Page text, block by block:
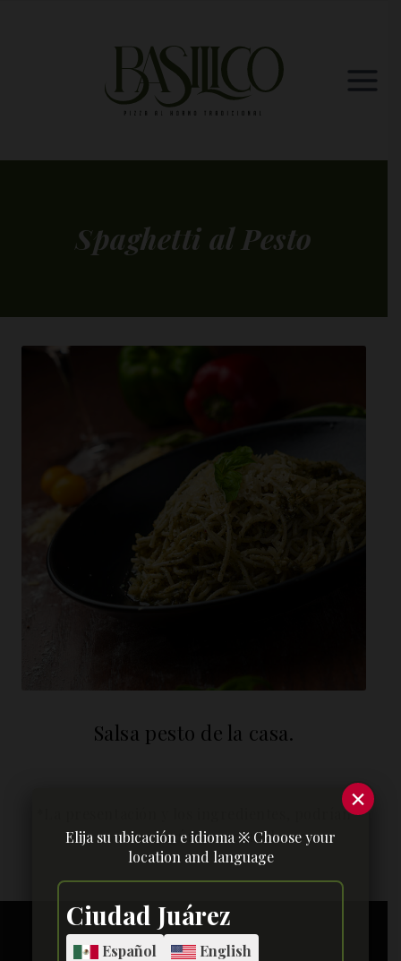
Spaghetti al Pesto
Salsa pesto de la casa.
[yarpp]
Elija su ubicación e idioma ※ Choose your
location and language
Ciudad Juárez
Español English
×